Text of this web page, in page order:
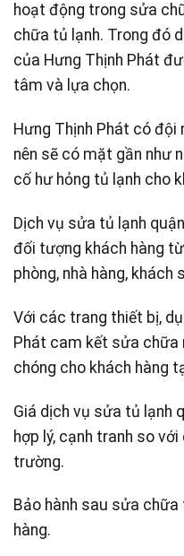
hoạt động trong sửa
chữa tủ lạnh. Trong đó
của Hưng Thịnh Phát
tâm và lựa chọn.
Hưng Thịnh Phát có
nên sẽ có mặt gần như
cố hư hỏng tủ lạnh cho
Dịch vụ sửa tủ lạnh
đối tượng khách hàng
phòng, nhà hàng, khách
Với các trang thiết bị,
Phát cam kết sửa chữa
chóng cho khách hàng
Giá dịch vụ sửa tủ lạnh
hợp lý, cạnh tranh so
trường.
Bảo hành sau sửa chữa
hàng.